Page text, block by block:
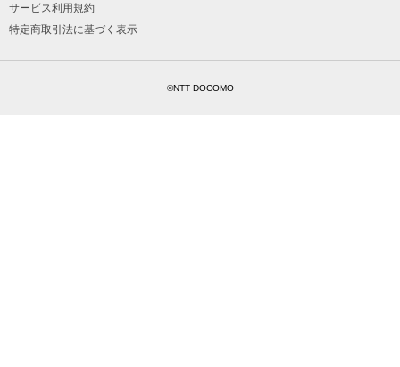
サービス利用規約
特定商取引法に基づく表示
©NTT DOCOMO